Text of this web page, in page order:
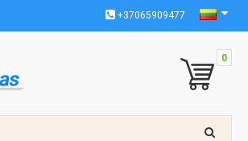
+37065909477
0